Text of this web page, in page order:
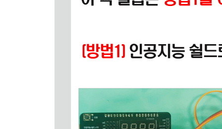
부품 이용하여 연결하는 방법
02_ 7 CDS 조도센서 입력받기
부품 이용하여 연결하는 방법
CDS 조도센서 값 읽어 시리얼통신으로 전송하기
CDS 조도센서 값 읽어 if 조건문으로 값 비교하기